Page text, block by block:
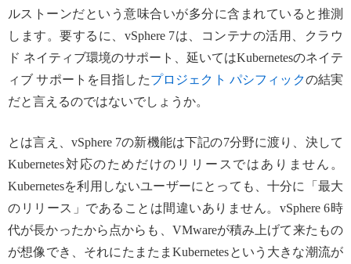
ルストーンだという意味合いが多分に含まれていると推測
します。要するに、vSphere 7は、コンテナの活用、クラウ
ド ネイティブ環境のサポート、延いてはKubernetesのネイテ
ィブ サポートを目指したプロジェクト パシフィックの結実
だと言えるのではないでしょうか。
とは言え、vSphere 7の新機能は下記の7分野に渡り、決して
Kubernetes対応のためだけのリリースではありません。
Kubernetesを利用しないユーザーにとっても、十分に「最大
のリリース」であることは間違いありません。vSphere 6時
代が長かったから点からも、VMwareが積み上げて来たもの
が想像でき、それにたまたまKubernetesという大きな潮流が